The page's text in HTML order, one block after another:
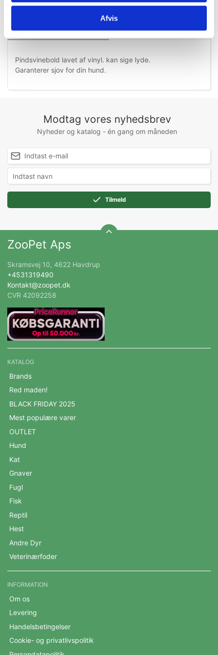
Afvis
Pindsvinebold lavet af vinyl. kan sige lyde.
Garanterer sjov for din hund.
Modtag vores nyhedsbrev
Nyheder og katalog - én gang om måneden
Tilmeld
ZooPet Aps
Skramsvej 10, 4622 Havdrup
+4531319490
Kontakt@zoopet.dk
CVR 42092258
KATALOG
Brands
Red maden!
BLACK FRIDAY 2025
Mest populære varer
OUTLET
Hund
Kat
Gnaver
Fugl
Fisk
Reptil
Hest
Andre Dyr
Veterinærfoder
INFORMATION
Om os
Levering
Handelsbetingelser
Cookie- og privatlivspolitik